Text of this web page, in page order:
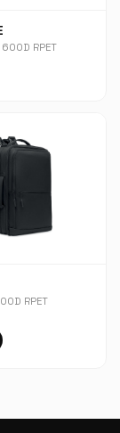
RPET
RPET